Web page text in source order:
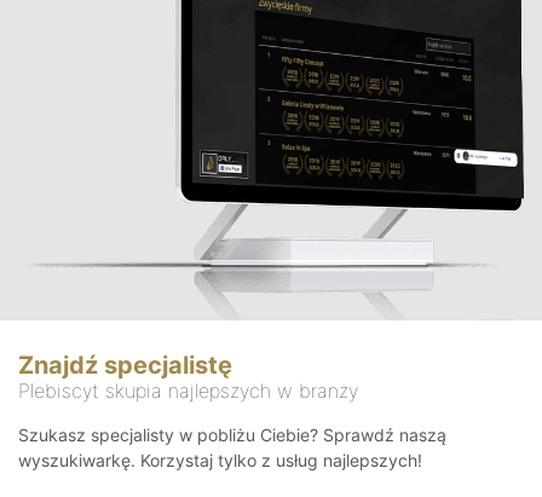
Znajdź specjalistę
Plebiscyt skupia najlepszych w branży
Szukasz specjalisty w pobliżu Ciebie? Sprawdź naszą
wyszukiwarkę. Korzystaj tylko z usług najlepszych!